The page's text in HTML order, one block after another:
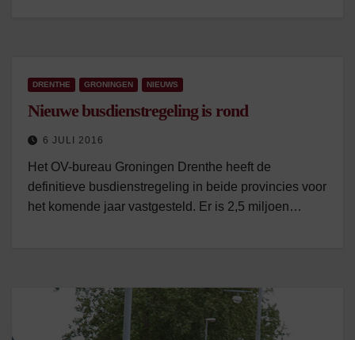
DRENTHE GRONINGEN NIEUWS
Nieuwe busdienstregeling is rond
6 JULI 2016
Het OV-bureau Groningen Drenthe heeft de
definitieve busdienstregeling in beide provincies voor
het komende jaar vastgesteld. Er is 2,5 miljoen…